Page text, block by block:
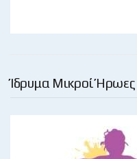
Ίδρυμα Μικροί Ήρωες